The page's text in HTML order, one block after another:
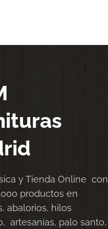
y Tienda Online con
productos en
abalorios, hilos
artesanías, palo santo,